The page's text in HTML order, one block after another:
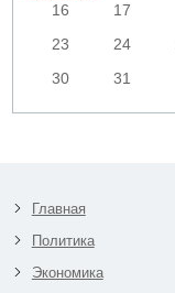
16
17
23
24
30
31
Главная
Политика
Экономика